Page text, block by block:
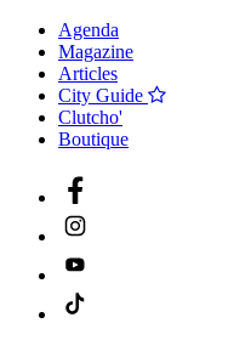
Agenda
Magazine
Articles
City Guide
Clutcho'
Boutique